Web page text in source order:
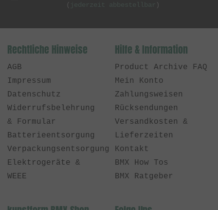
(
jederzeit abbestellbar )
Rechtliche Hinweise
AGB
Impressum
Datenschutz
Widerrufsbelehrung
& Formular
Batterieentsorgung
Verpackungsentsorgung
Elektrogeräte &
WEEE
Hilfe & Information
Product Archive FAQ
Mein Konto
Zahlungsweisen
Rücksendungen
Versandkosten &
Lieferzeiten
Kontakt
BMX How Tos
BMX Ratgeber